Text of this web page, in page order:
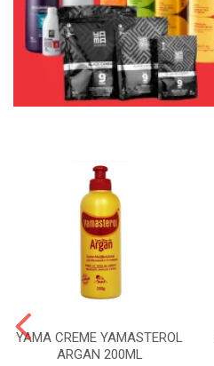
YAMA CREME YAMASTEROL
ARGAN 200ML